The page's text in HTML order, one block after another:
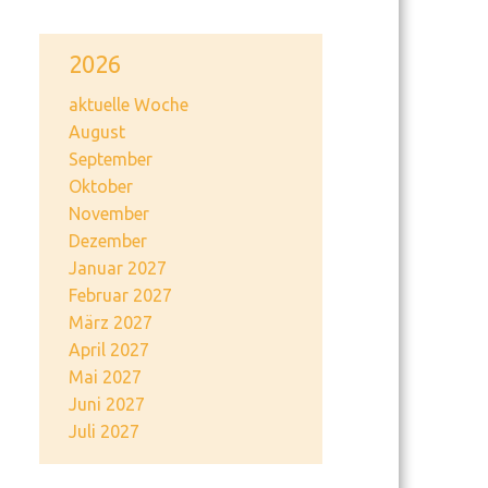
2026
aktuelle Woche
August
September
Oktober
November
Dezember
Januar 2027
Februar 2027
März 2027
April 2027
Mai 2027
Juni 2027
Juli 2027